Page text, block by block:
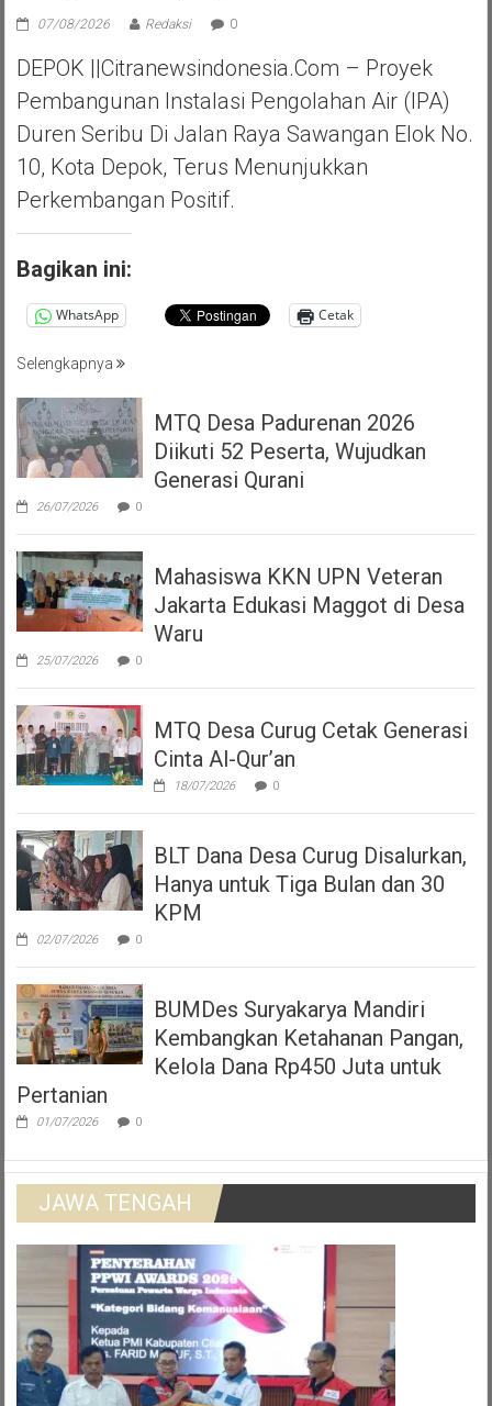
07/08/2026 Redaksi 0
DEPOK ||Citranewsindonesia.com – Proyek
Pembangunan Instalasi Pengolahan Air (IPA)
Duren Seribu Di Jalan Raya Sawangan Elok No.
10, Kota Depok, Terus Menunjukkan
Perkembangan Positif.
Bagikan ini:
WhatsApp Cetak
Selengkapnya
MTQ Desa Padurenan 2026
Diikuti 52 Peserta, Wujudkan
Generasi Qurani
26/07/2026 0
Mahasiswa KKN UPN Veteran
Jakarta Edukasi Maggot di Desa
Waru
25/07/2026 0
MTQ Desa Curug Cetak Generasi
Cinta Al-Qur’an
18/07/2026 0
BLT Dana Desa Curug Disalurkan,
Hanya untuk Tiga Bulan dan 30
KPM
02/07/2026 0
BUMDes Suryakarya Mandiri
Kembangkan Ketahanan Pangan,
Kelola Dana Rp450 Juta untuk
Pertanian
01/07/2026 0
JAWA TENGAH